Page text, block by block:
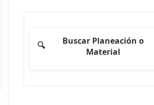
🔍
Buscar Planeación o
Material